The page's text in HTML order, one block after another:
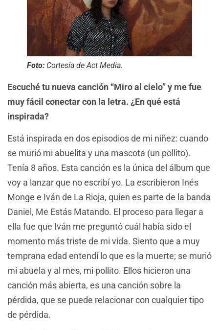
Foto: Cortesía de Act Media.
Escuché tu nueva canción “Miro al cielo” y me fue
muy fácil conectar con la letra. ¿En qué está
inspirada?
Está inspirada en dos episodios de mi niñez: cuando
se murió mi abuelita y una mascota (un pollito).
Tenía 8 años. Esta canción es la única del álbum que
voy a lanzar que no escribí yo. La escribieron Inés
Monge e Iván de La Rioja, quien es parte de la banda
Daniel, Me Estás Matando. El proceso para llegar a
ella fue que Iván me preguntó cuál había sido el
momento más triste de mi vida. Siento que a muy
temprana edad entendí lo que es la muerte; se murió
mi abuela y al mes, mi pollito. Ellos hicieron una
canción más abierta, es una canción sobre la
pérdida, que se puede relacionar con cualquier tipo
de pérdida.